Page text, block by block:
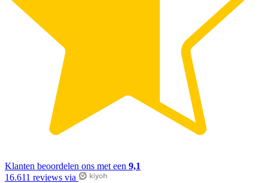
Klanten beoordelen ons met een 9,1
16.611 reviews via